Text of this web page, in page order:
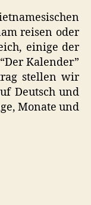
reisen oder
einige der
Kalender”
stellen wir
Deutsch und
Monate und